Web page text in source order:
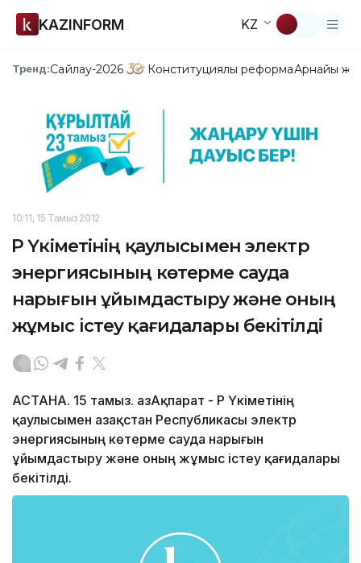
KAZINFORM KZ
Тренд:Сайлау-2026 Конституциялық реформаАрнайы
10:11, 15 Тамыз 2012
ҚР Үкіметінің қаулысымен электр
энергиясының көтерме сауда
нарығын ұйымдастыру және оның
жұмыс iстеу қағидалары бекiтілді
АСТАНА. 15 тамыз. ҚазАқпарат - ҚР Үкіметінің
қаулысымен Қазақстан Республикасы электр
энергиясының көтерме сауда нарығын
ұйымдастыру және оның жұмыс iстеу қағидалары
бекiтілді.